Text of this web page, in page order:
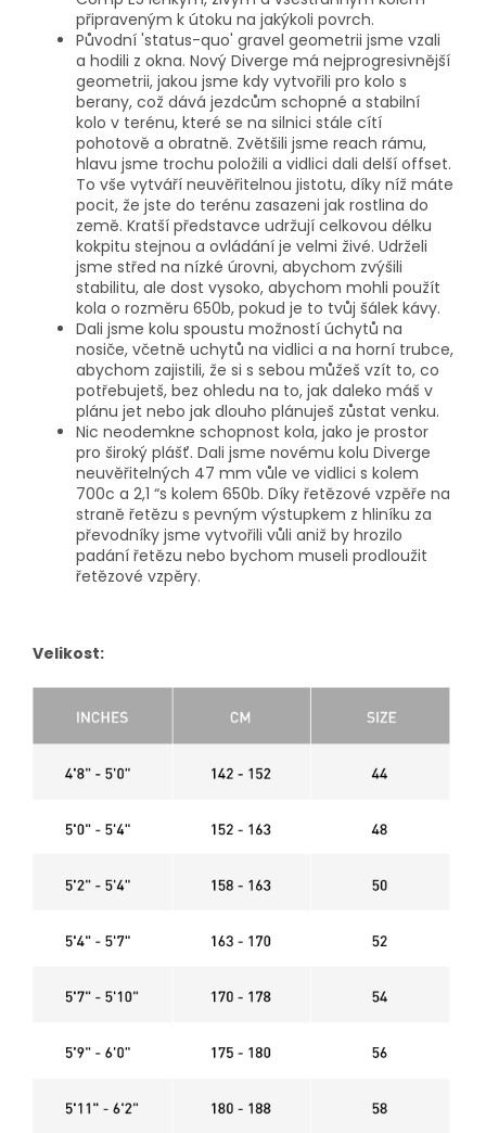
připraveným k útoku na jakýkoli povrch.
Původní 'status-quo' gravel geometrii jsme vzali
a hodili z okna. Nový Diverge má nejprogresivnější
geometrii, jakou jsme kdy vytvořili pro kolo s
berany, což dává jezdcům schopné a stabilní
kolo v terénu, které se na silnici stále cítí
pohotově a obratně. Zvětšili jsme reach rámu,
hlavu jsme trochu položili a vidlici dali delší offset.
To vše vytváří neuvěřitelnou jistotu, díky níž máte
pocit, že jste do terénu zasazeni jak rostlina do
země. Kratší představce udržují celkovou délku
kokpitu stejnou a ovládání je velmi živé. Udrželi
jsme střed na nízké úrovni, abychom zvýšili
stabilitu, ale dost vysoko, abychom mohli použít
kola o rozměru 650b, pokud je to tvůj šálek kávy.
Dali jsme kolu spoustu možností úchytů na
nosiče, včetně uchytů na vidlici a na horní trubce,
abychom zajistili, že si s sebou můžeš vzít to, co
potřebujetš, bez ohledu na to, jak daleko máš v
plánu jet nebo jak dlouho plánuješ zůstat venku.
Nic neodemkne schopnost kola, jako je prostor
pro široký plášť. Dali jsme novému kolu Diverge
neuvěřitelných 47 mm vůle ve vidlici s kolem
700c a 2,1 “s kolem 650b. Díky řetězové vzpěře na
straně řetězu s pevným výstupkem z hliníku za
převodníky jsme vytvořili vůli aniž by hrozilo
padání řetězu nebo bychom museli prodloužit
řetězové vzpěry.
Velikost: